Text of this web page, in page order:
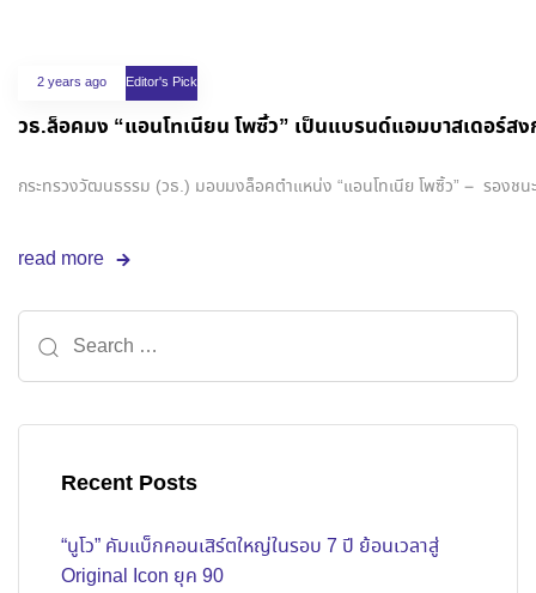
2 years ago
Tags
Editor's Pick
วธ.ล็อคมง “แอนโทเนียน โพซิ้ว” เป็นแบรนด์แอมบาสเดอร์ส
กระทรวงวัฒนธรรม (วธ.) มอบมงล็อคตำแหน่ง “แอนโทเนีย โพซิ้ว” – รองชน
read more
Search for:
Recent Posts
“นูโว” คัมแบ็กคอนเสิร์ตใหญ่ในรอบ 7 ปี ย้อนเวลาสู่
Original Icon ยุค 90